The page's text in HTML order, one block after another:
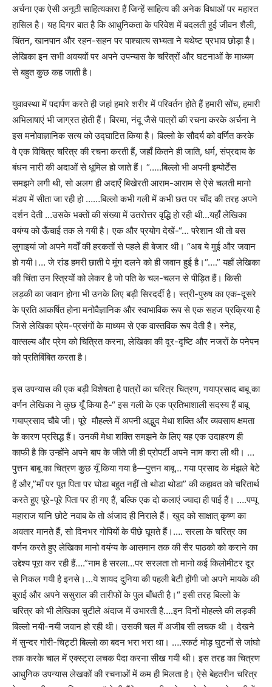
अर्चना एक ऐसी अनूठी साहित्यकारा हैं जिन्हें साहित्य की अनेक विधाओं पर महारत
हासिल है। यह दिगर बात है कि आधुनिकता के परिवेश में बदलती हुई जीवन शैली,
चिंतन, खानपान और रहन-सहन पर पाश्चात्य सभ्यता ने यथेष्ट प्रभाव छोड़ा है।
लेखिका इन सभी अवयवों पर अपने उपन्यास के चरित्रों और घटनाओं के माध्यम
से बहुत कुछ कह जाती है।
युवावस्था में पदार्पण करते ही जहां हमारे शरीर में परिवर्तन होते हैं हमारी सोंच, हमारी
अभिलाषाएं भी जाग्रत होती हैं। बिरमा, नंदू जैसे पात्रों की रचना करके अर्चना ने
इस मनोवाज्ञानिक सत्य को उद्घाटित किया है। बिल्लो के सौदर्य को वर्णित करके
वे एक विचित्र चरित्र की रचना करती हैं, जहाँ कितने ही जाति, धर्म, संप्रदाय के
बंधन नारी की अदाओं से धूमिल हो जाते हैं। “…..बिल्लो भी अपनी इम्पोर्टेंस
समझने लगी थी, सो अलग ही अदाएँ बिखेरती आराम-आराम से ऐसे चलती मानो
मंडप में सीता जा रही हो ……बिल्लो कभी गली में कभी छत पर चाँद की तरह अपने
दर्शन देती …उसके भक्तों की संख्या में उतरोत्तर वृद्धि हो रही थी…यहाँ लेखिका
वयंग्य को ऊँचाई तक ले गयी है। एक और प्रयोग देखें-“… परेशान थी तो बस
लुगाइयां जो अपने मर्दों की हरकतों से पहले ही बेजार थी। “अब ये मुई और जवान
हो गयी।… जे रांड हमरी छाती पे मूंग दलने को ही जवान हुई है।“….” यहाँ लेखिका
की चिंता उन स्त्रियों को लेकर है जो पति के चल-चलन से पीड़ित हैं। किसी
लड़की का जवान होना भी उनके लिए बड़ी सिरदर्दी है। स्त्री-पुरुष का एक-दूसरे
के प्रति आकर्षित होना मनोवैज्ञानिक और स्वाभाविक रूप से एक सहज प्रक्रिया है
जिसे लेखिका प्रेम-प्रसंगों के माध्यम से एक वास्तविक रूप देती है। स्नेह,
वात्सल्य और प्रेम को चित्रित करना, लेखिका की दूर-दृष्टि और नजरों के पनेपन
को प्रतिबिंबित करता है।
इस उपन्यास की एक बड़ी विशेषता है पात्रों का चरित्र चित्रण, गयाप्रसाद बाबू का
वर्णन लेखिका ने कुछ यूँ किया है-“ इस गली के एक प्रतिभाशाली सदस्य हैं बाबू
गयाप्रसाद चौबे जी। पूरे मौहल्ले में अपनी अद्भुद मेधा शक्ति और व्यवसाय क्षमता
के कारण प्रसिद्ध हैं। उनकी मेधा शक्ति समझने के लिए यह एक उदाहरण ही
काफी है कि उन्होंने अपने बाप के जीते जी ही प्रोपर्टी अपने नाम करा ली थी। …
पुत्तन बाबू का चित्रण कुछ यूँ किया गया है—पुत्तन बाबू… गया प्रसाद के मंझले बेटे
हैं और,”माँ पर पूत पिता पर घोडा बहुत नहीं तो थोडा थोडा” की कहावत को चरितार्थ
करते हुए पूरे-पूरे पिता पर ही गए हैं, बल्कि एक दो कलाएं ज्यादा ही पाई हैं। ….पप्पू
महाराज यानि छोटे नवाब के तो अंजाद ही निराले हैं। खुद को साक्षात् कृष्ण का
अवतार मानते हैं, सो दिनभर गोपियों के पीछे घूमते हैं।…. सरला के चरित्र का
वर्णन करते हुए लेखिका मानो वयंग्य के आसमान तक की सैर पाठको को कराने का
उद्देश्य पूरा कर रही हैं….”नाम है सरला…पर सरलता तो मानो कई किलोमीटर दूर
से निकल गयी है इनसे।…ये शायद दुनिया की पहली बेटी होंगी जो अपने मायके की
बुराई और अपने ससुराल की तारीफों के पुल बाँधती है।“ इसी तरह बिल्लो के
चरित्र को भी लेखिका चुटीले अंदाज में उभारती है….इन दिनों मोहल्ले की लड़की
बिल्लो नयी-नयी जवान हो रही थी। उसकी चल में अजीब सी लचक थी । देखने
में सुन्दर गोरी-चिट्टी बिल्लो का बदन भरा भरा था। ….स्कर्ट मोड़ घुटनों से जांघो
तक करके चाल में एक्स्ट्रा लचक पैदा करना सीख गयी थी। इस तरह का चित्रण
आधुनिक उपन्यास लेखकों की रचनाओं में कम ही मिलता है। ऐसे बेहतरीन चरित्र